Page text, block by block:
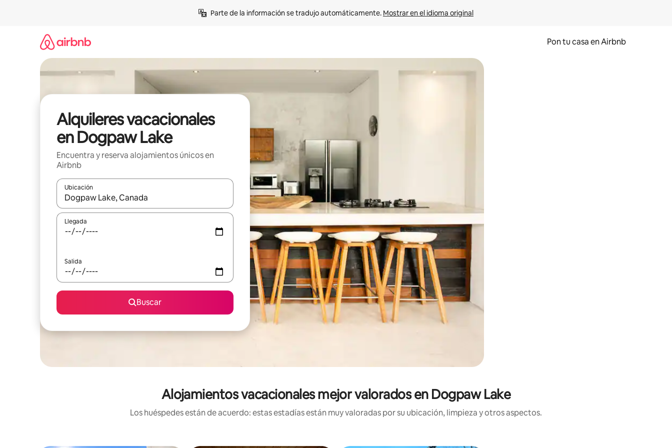
Parte de la información se tradujo automáticamente. Mostrar en el idioma original
Pon tu casa en Airbnb
Alquileres vacacionales
en Dogpaw Lake
Encuentra y reserva alojamientos únicos en
Airbnb
Ubicación
Cuando los resultados estén disponibles, navega con las teclas de flecha hacia arriba y hacia abajo o explora con el tacto o desliza el dedo.
Llegada
Salida
Buscar
Alojamientos vacacionales mejor valorados en Dogpaw Lake
Los huéspedes están de acuerdo: estas estadías están muy valoradas por su ubicación, limpieza y otros aspectos.